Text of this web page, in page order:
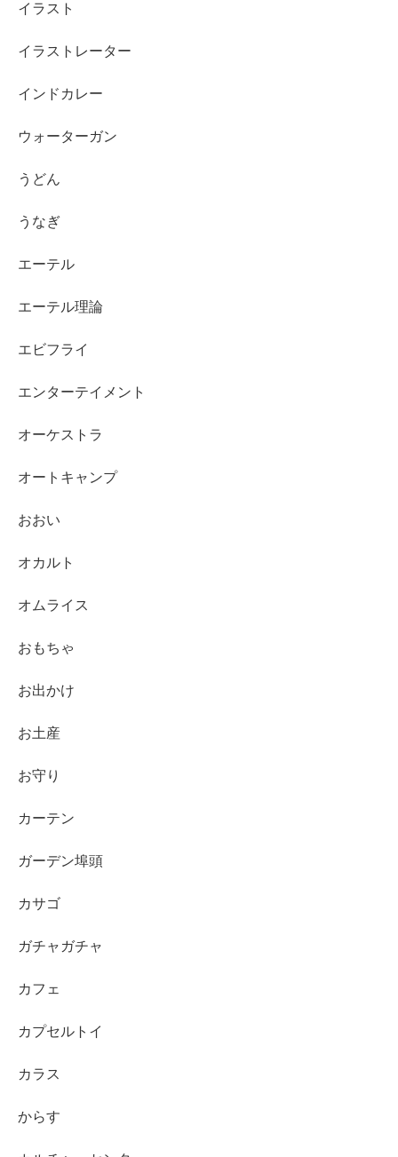
イラスト
イラストレーター
インドカレー
ウォーターガン
うどん
うなぎ
エーテル
エーテル理論
エビフライ
エンターテイメント
オーケストラ
オートキャンプ
おおい
オカルト
オムライス
おもちゃ
お出かけ
お土産
お守り
カーテン
ガーデン埠頭
カサゴ
ガチャガチャ
カフェ
カプセルトイ
カラス
からす